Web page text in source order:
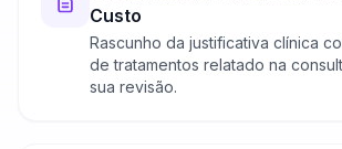
Custo
Rascunho da justificativa clínica
de tratamentos relatado na
sua revisão.